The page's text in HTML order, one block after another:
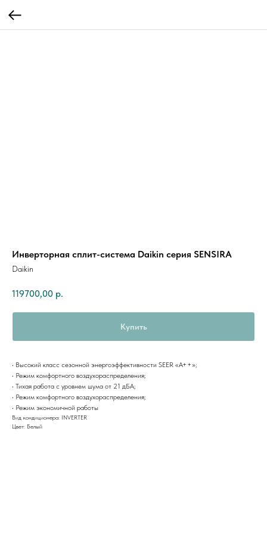
Инверторная сплит-система Daikin серия SENSIRA
Daikin
119700,00 р.
Купить
• Высокий класс сезонной энергоэффективности SEER «А++»;
• Режим комфортного воздухораспределения;
• Тихая работа с уровнем шума от 21 дБА;
• Режим комфортного воздухораспределения;
• Режим экономичной работы
Вид кондиционера: INVERTER
Цвет: Белый